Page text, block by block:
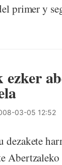
primer y
03-05 12:52
dezakete